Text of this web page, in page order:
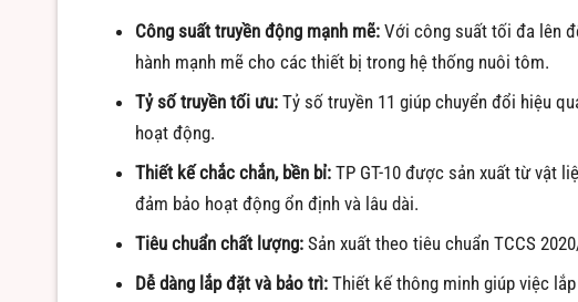
Công suất truyền động mạnh mẽ:Với công suất tối đa lên
hành mạnh mẽ cho các thiết bị trong hệ thống nuôi tôm.
Tỷ số truyền tối ưu:Tỷ số truyền 11 giúp chuyển đổi hiệu
hoạt động.
Thiết kế chắc chắn, bền bỉ:TP GT-10 được sản xuất từ vật
đảm bảo hoạt động ổn định và lâu dài.
Tiêu chuẩn chất lượng:Sản xuất theo tiêu chuẩn TCCS
Dễ dàng lắp đặt và bảo trì:Thiết kế thông minh giúp việc